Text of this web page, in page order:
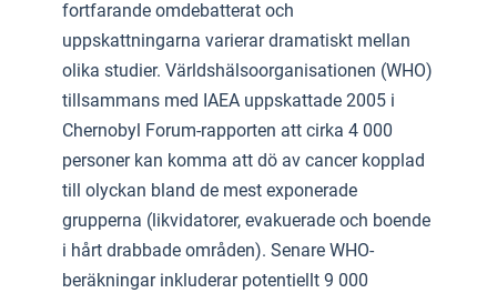
fortfarande omdebatterat och
uppskattningarna varierar dramatiskt mellan
olika studier. Världshälsoorganisationen (WHO)
tillsammans med IAEA uppskattade 2005 i
Chernobyl Forum-rapporten att cirka 4 000
personer kan komma att dö av cancer kopplad
till olyckan bland de mest exponerade
grupperna (likvidatorer, evakuerade och boende
i hårt drabbade områden). Senare WHO-
beräkningar inkluderar potentiellt 9 000